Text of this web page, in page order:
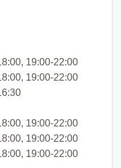
19:00-22:00
19:00-22:00
19:00-22:00
19:00-22:00
19:00-22:00